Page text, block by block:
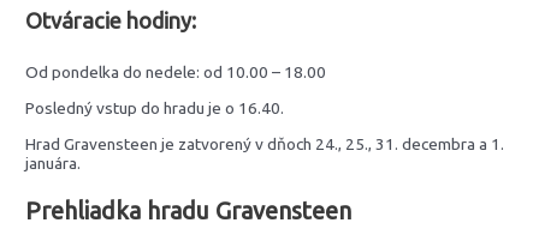
Otváracie hodiny:
Od pondelka do nedele: od 10.00 – 18.00
Posledný vstup do hradu je o 16.40.
Hrad Gravensteen je zatvorený v dňoch 24., 25., 31. decembra a 1.
januára.
Prehliadka hradu Gravensteen